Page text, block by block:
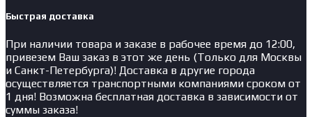
с
валом
диам.
40
Быстрая доставка
При наличии товара и заказе в рабочее время до 12:00,
привезем Ваш заказ в этот же день (Только для Москвы
и Санкт-Петербурга)! Доставка в другие города
осуществляется транспортными компаниями сроком от
1 дня! Возможна бесплатная доставка в зависимости от
суммы заказа!